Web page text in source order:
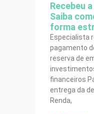
Recebeu
Saiba
forma
Especialista
pagamento
reserva de
financeiros
entrega da
Renda,